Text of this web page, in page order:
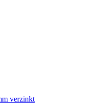
verzinkt